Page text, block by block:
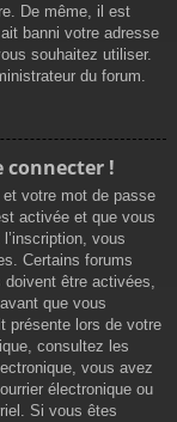
De même, il est
banni votre adresse
souhaitez utiliser.
du forum.
connecter !
et votre mot de passe
activée et que vous
vous
Certains forums
doivent être activées,
que vous
présente lors de votre
consultez les
vous avez
électronique ou
Si vous êtes